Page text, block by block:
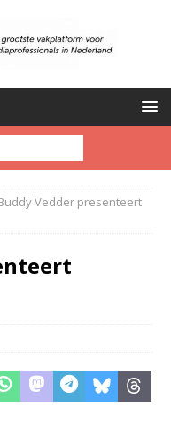
Vedder presenteert